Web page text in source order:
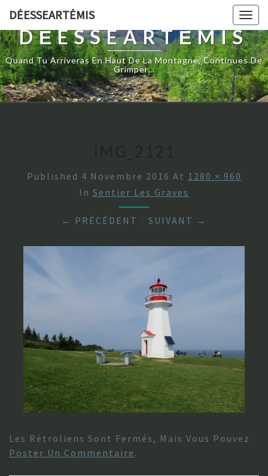
DĖESSEARTĖMIS
DĖESSEARTĖMIS
Quand Tu Arriveras En Haut De La Montagne, Continues De
Grimper…
Published 4 Novembre 2016 At 1280 × 960
In Sentier Les Graves
← PRÉCÉDENT SUIVANT →
Les Rétroliens Sont Fermés, Mais Vous Pouvez
Poster Un Commentaire .